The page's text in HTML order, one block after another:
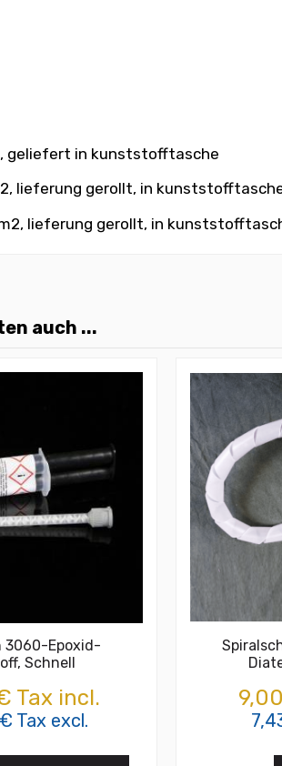
geliefert in kunststofftasche
lieferung gerollt, in
lieferung gerollt, in
auch ...
3060-Epoxid-
Schnell
Tax incl.
Tax excl.